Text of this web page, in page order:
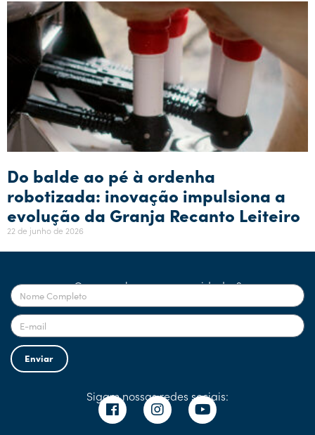
Do balde ao pé à ordenha
robotizada: inovação impulsiona a
evolução da Granja Recanto Leiteiro
22 de junho de 2026
Quer receber nossas novidades?
Enviar
Sigam nossas redes sociais: